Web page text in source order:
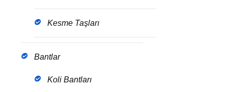
Kesme Taşları
Bantlar
Koli Bantları